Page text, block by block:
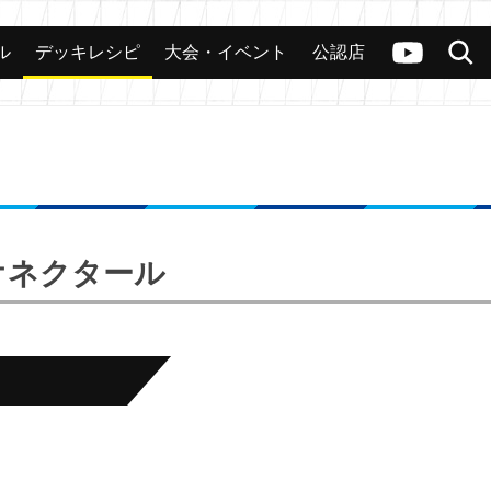
ヴァンガードch
検索
カード 大会 公認店舗 その他
デッキレシピ 大会・イベント 公認店
クタール